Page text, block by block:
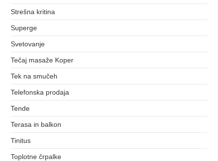
Strešna kritina
Superge
Svetovanje
Tečaj masaže Koper
Tek na smučeh
Telefonska prodaja
Tende
Terasa in balkon
Tinitus
Toplotne črpalke